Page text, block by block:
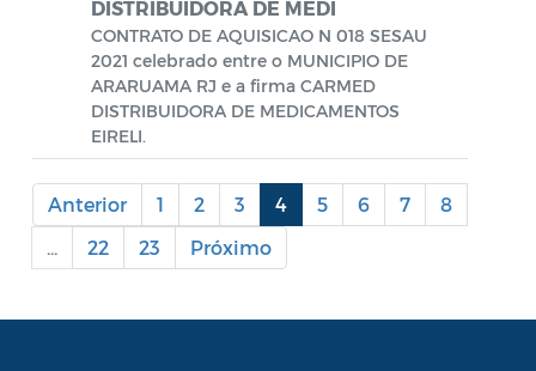
Portaria Gabinete
Portaria IBASMA
Portaria SECUT
Portaria SEDUC
DISTRIBUIDORA DE MEDI
CONTRATO DE AQUISICAO N 018 SESAU
2021 celebrado entre o MUNICIPIO DE
ARARUAMA RJ e a firma CARMED
DISTRIBUIDORA DE MEDICAMENTOS
EIRELI.
Anterior 1 2 3 4 5 6 7
8
22 23 Próximo